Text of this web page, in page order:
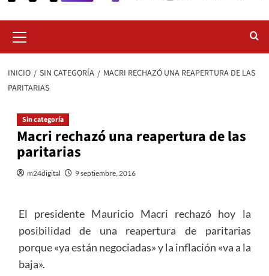
primario
INICIO SIN CATEGORÍA
MACRI RECHAZÓ UNA REAPERTURA DE LAS
PARITARIAS
Sin categoría
Macri rechazó una reapertura de las
paritarias
m24digital 9 septiembre, 2016
El presidente Mauricio Macri rechazó hoy la
posibilidad de una reapertura de paritarias
porque «ya están negociadas» y la inflación «va a la
baja».